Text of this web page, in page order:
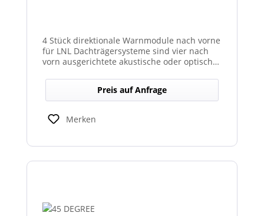
4 Stück direktionale Warnmodule nach vorne
für LNL Dachträgersysteme sind vier nach
vorn ausgerichtete akustische oder optische
befestigt werden, um in Fahrtrichtung
gezielte Warnsignale abzugeben. Sie
erhöhen die Sicht- und Hörbarkeit von
Warnhinweisen für Fahrer und Umfeld und
verbessern so die Sicherheit bei Einsatz-
Preis auf Anfrage
Merken